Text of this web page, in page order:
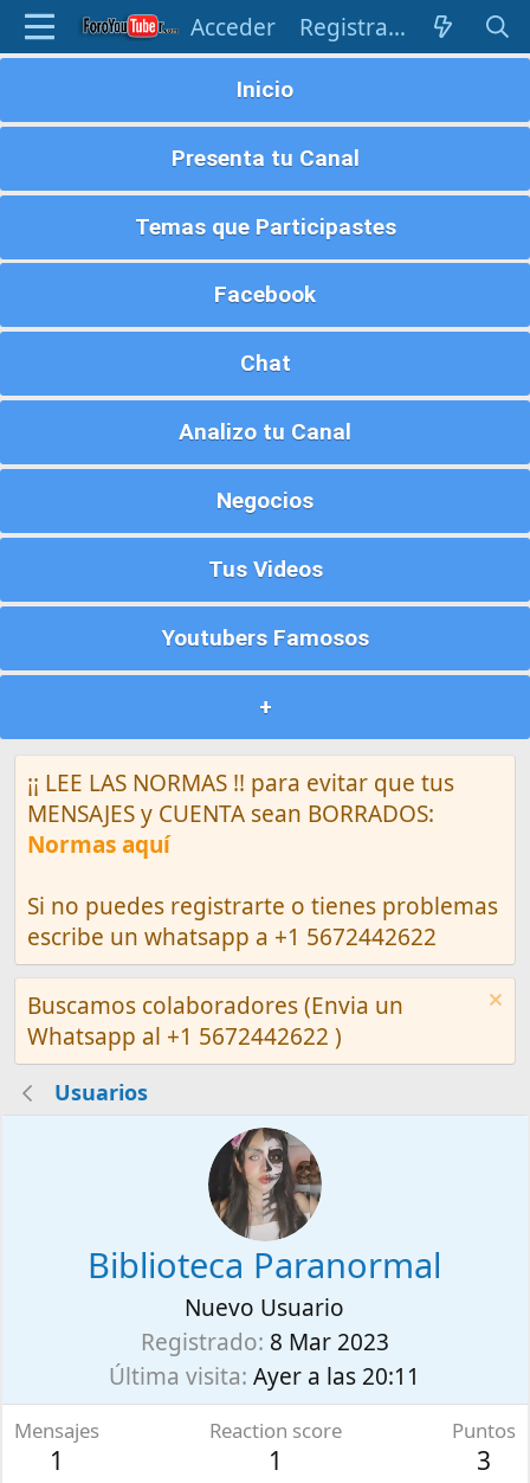
Acceder Registrarse
Inicio
Presenta tu Canal
Temas que Participastes
Facebook
Chat
Analizo tu Canal
Negocios
Tus Videos
Youtubers Famosos
+
¡¡ LEE LAS NORMAS !! para evitar que tus
MENSAJES y CUENTA sean BORRADOS:
Normas aquí
Si no puedes registrarte o tienes problemas
escribe un whatsapp a +1 5672442622
Buscamos colaboradores (Envia un
Whatsapp al +1 5672442622 )
Usuarios
Biblioteca Paranormal
Nuevo Usuario
Registrado 8 Mar 2023
Última visita Ayer a las 20:11
Mensajes
1
Reaction score
1
Puntos
3